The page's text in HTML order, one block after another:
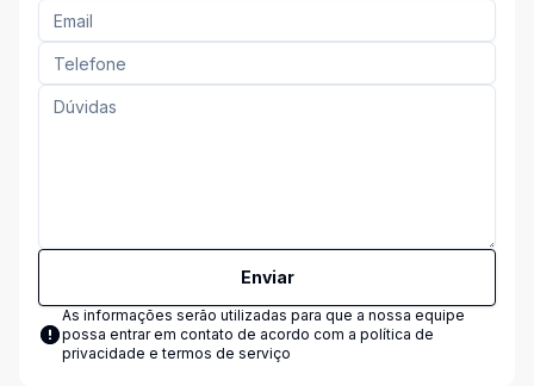
Enviar
As informações serão utilizadas para que a nossa equipe
possa entrar em contato de acordo com a política de
privacidade e termos de serviço